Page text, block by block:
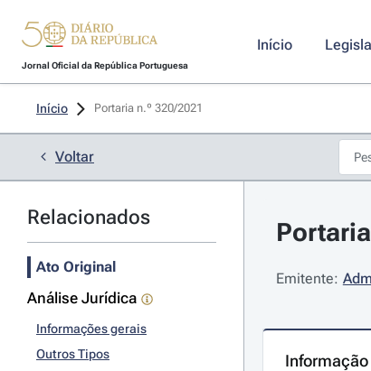
Jornal Oficial da República Portuguesa
Início
Início Portaria n.º 320/2021
Voltar
Relacionados
Ato Original
Análise Jurídica
Informações gerais
Outros Tipos
Emitente: